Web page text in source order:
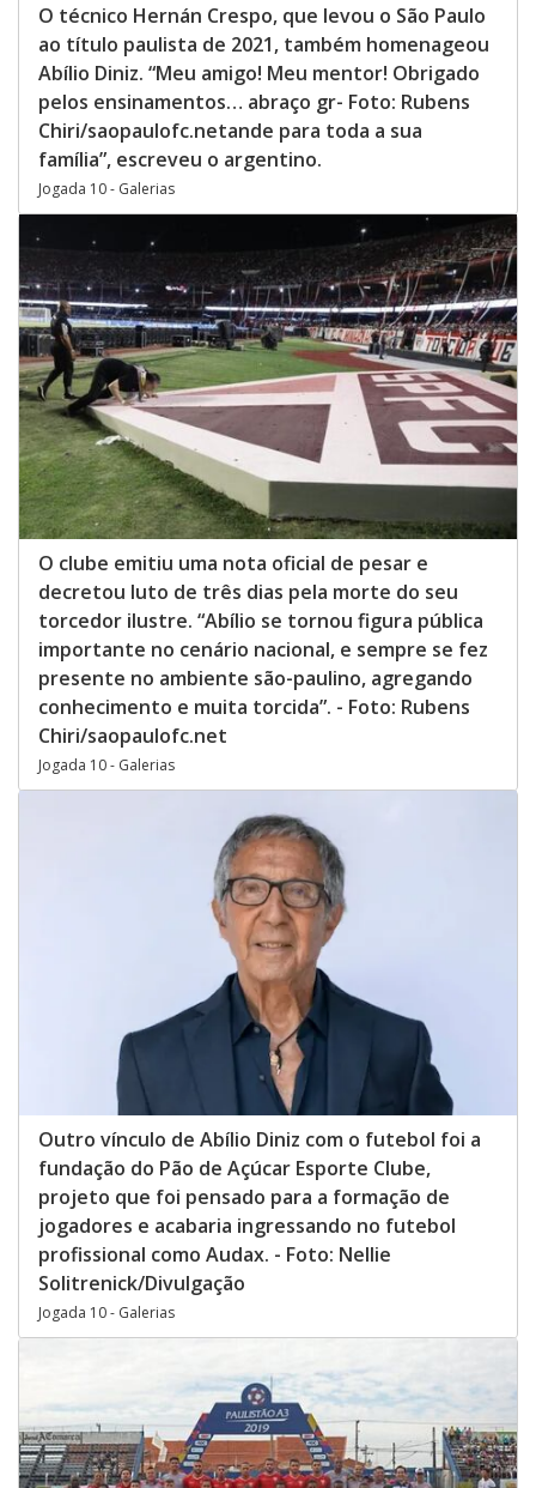
O técnico Hernán Crespo, que levou o São Paulo
ao título paulista de 2021, também homenageou
Abílio Diniz. “Meu amigo! Meu mentor! Obrigado
pelos ensinamentos… abraço gr- Foto: Rubens
Chiri/saopaulofc.netande para toda a sua
família”, escreveu o argentino.
Jogada 10 - Galerias
O clube emitiu uma nota oficial de pesar e
decretou luto de três dias pela morte do seu
torcedor ilustre. “Abílio se tornou figura pública
importante no cenário nacional, e sempre se fez
presente no ambiente são-paulino, agregando
conhecimento e muita torcida”. - Foto: Rubens
Chiri/saopaulofc.net
Jogada 10 - Galerias
Outro vínculo de Abílio Diniz com o futebol foi a
fundação do Pão de Açúcar Esporte Clube,
projeto que foi pensado para a formação de
jogadores e acabaria ingressando no futebol
profissional como Audax. - Foto: Nellie
Solitrenick/Divulgação
Jogada 10 - Galerias